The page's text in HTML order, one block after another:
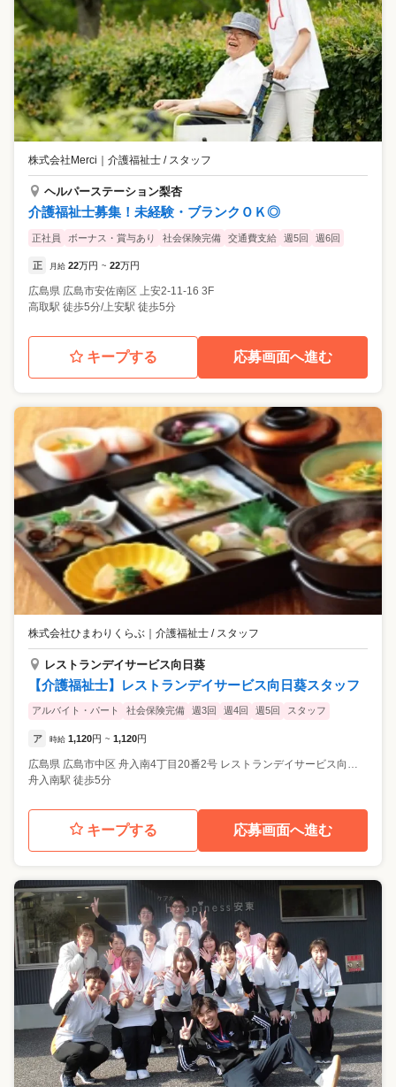
株式会社Merci 介護福祉士 / スタッフ
ヘルパーステーション梨杏
介護福祉士募集！未経験・ブランクＯＫ◎
正社員 ボーナス・賞与あり 社会保険完備 交通費支給 週5回 週6回
正 月給 22万円 ~ 22万円
広島県 広島市安佐南区 上安2-11-16 3F
高取駅 徒歩5分/上安駅 徒歩5分
キープする 応募画面へ進む
株式会社ひまわりくらぶ ｜ 介護福祉士 / スタッフ
レストランデイサービス向日葵
【介護福祉士】レストランデイサービス向日葵スタッフ
アルバイト・パート 社会保険完備 週3回 週4回 週5回 スタッフ
ア 時給 1,120円 ~ 1,120円
広島県 広島市中区 舟入南4丁目20番2号 レストランデイサービス向日葵 2Ｆ
舟入南駅 徒歩5分
キープする 応募画面へ進む